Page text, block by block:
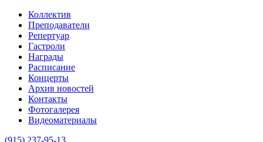
Коллектив
Преподаватели
Репертуар
Гастроли
Награды
Расписание
Концерты
Архив новостей
Контакты
Фотогалерея
Видеоматериалы
(915) 237-95-13